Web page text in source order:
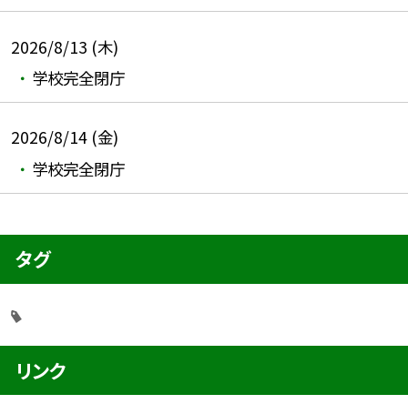
2026/8/13 (木)
学校完全閉庁
2026/8/14 (金)
学校完全閉庁
タグ
リンク